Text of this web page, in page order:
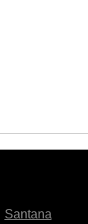
Santana